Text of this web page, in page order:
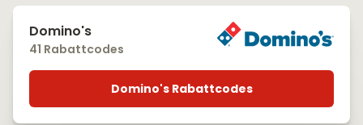
Domino's
41 Rabattcodes
Domino's Rabattcodes